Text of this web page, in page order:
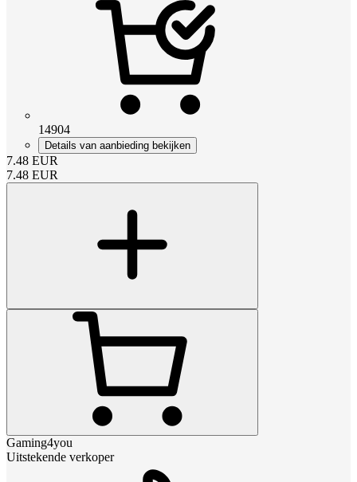
14904
Details van aanbieding bekijken
7.48 EUR
7.48 EUR
Gaming4you
Uitstekende verkoper